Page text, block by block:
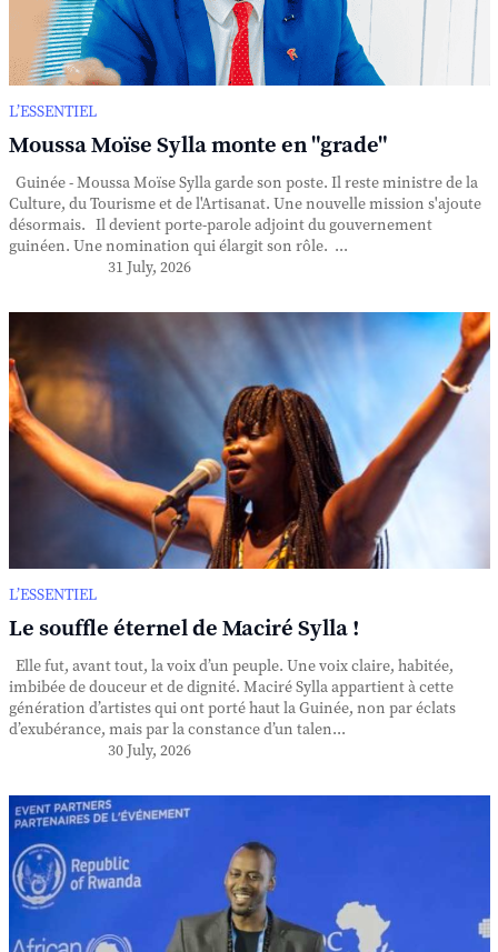
L’ESSENTIEL
Moussa Moïse Sylla monte en "grade"
Guinée - Moussa Moïse Sylla garde son poste. Il reste ministre de la
Culture, du Tourisme et de l'Artisanat. Une nouvelle mission s'ajoute
désormais. Il devient porte-parole adjoint du gouvernement
guinéen. Une nomination qui élargit son rôle. ...
31 July, 2026
L’ESSENTIEL
Le souffle éternel de Maciré Sylla !
Elle fut, avant tout, la voix d’un peuple. Une voix claire, habitée,
imbibée de douceur et de dignité. Maciré Sylla appartient à cette
génération d’artistes qui ont porté haut la Guinée, non par éclats
d’exubérance, mais par la constance d’un talen...
30 July, 2026